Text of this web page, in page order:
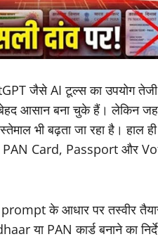
जैसे AI टूल्स का उपयोग
आसान बना चुके हैं। लेकिन
भी बढ़ता जा रहा है। हाल
Card, Passport और
के आधार पर तस्वीर
या PAN कार्ड बनाने का